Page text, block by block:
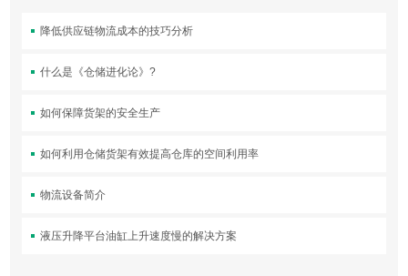
降低供应链物流成本的技巧分析
什么是《仓储进化论》?
如何保障货架的安全生产
如何利用仓储货架有效提高仓库的空间利用率
物流设备简介
液压升降平台油缸上升速度慢的解决方案